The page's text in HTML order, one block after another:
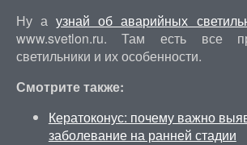
Ну аузнай об аварийных
www.svetlon.ru. Там есть все
светильники и их особенности.
Смотрите также:
Кератоконус: почему важно
заболевание на ранней стадии